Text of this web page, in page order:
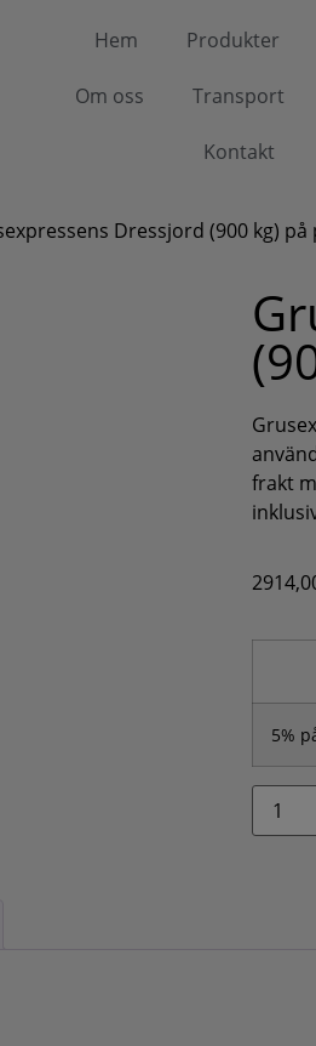
Hem Produkter
Om oss Transport
Kontakt
Dressjord (900 kg) på
frakt
5%